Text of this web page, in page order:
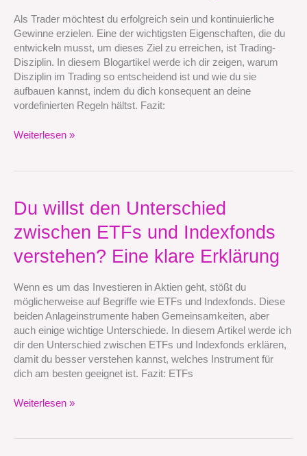
Als Trader möchtest du erfolgreich sein und kontinuierliche
Gewinne erzielen. Eine der wichtigsten Eigenschaften, die du
entwickeln musst, um dieses Ziel zu erreichen, ist Trading-
Disziplin. In diesem Blogartikel werde ich dir zeigen, warum
Disziplin im Trading so entscheidend ist und wie du sie
aufbauen kannst, indem du dich konsequent an deine
vordefinierten Regeln hältst. Fazit:
aufbauen?
Halte
dich
an
deine
vordefinierten
Regeln
Weiterlesen »
Du willst den Unterschied
zwischen ETFs und Indexfonds
verstehen? Eine klare Erklärung
Wenn es um das Investieren in Aktien geht, stößt du
möglicherweise auf Begriffe wie ETFs und Indexfonds. Diese
beiden Anlageinstrumente haben Gemeinsamkeiten, aber
auch einige wichtige Unterschiede. In diesem Artikel werde ich
dir den Unterschied zwischen ETFs und Indexfonds erklären,
damit du besser verstehen kannst, welches Instrument für
dich am besten geeignet ist. Fazit: ETFs
Du
willst
den
zwischen
und
Indexfonds
verstehen?
Eine
klare
Erklärung
Weiterlesen »